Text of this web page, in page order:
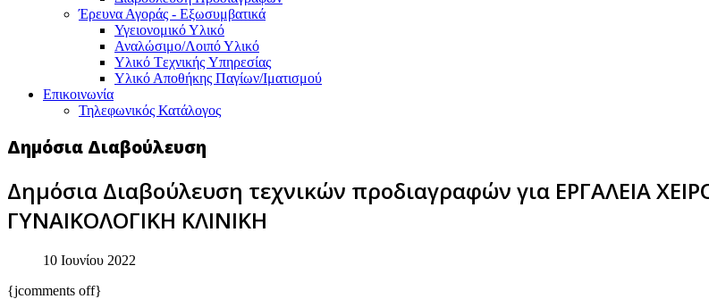
Έρευνα Αγοράς - Εξωσυμβατικά
Υγειονομικό Υλικό
Αναλώσιμο/Λοιπό Υλικό
Υλικό Tεχνικής Yπηρεσίας
Υλικό Αποθήκης Παγίων/Ιματισμού
Επικοινωνία
Τηλεφωνικός Κατάλογος
Δημόσια Διαβούλευση
Δημόσια Διαβούλευση τεχνικών προδιαγραφών για ΕΡΓΑΛΕΙΑ
ΓΥΝΑΙΚΟΛΟΓΙΚΗ ΚΛΙΝΙΚΗ
10 Ιουνίου 2022
{jcomments off}